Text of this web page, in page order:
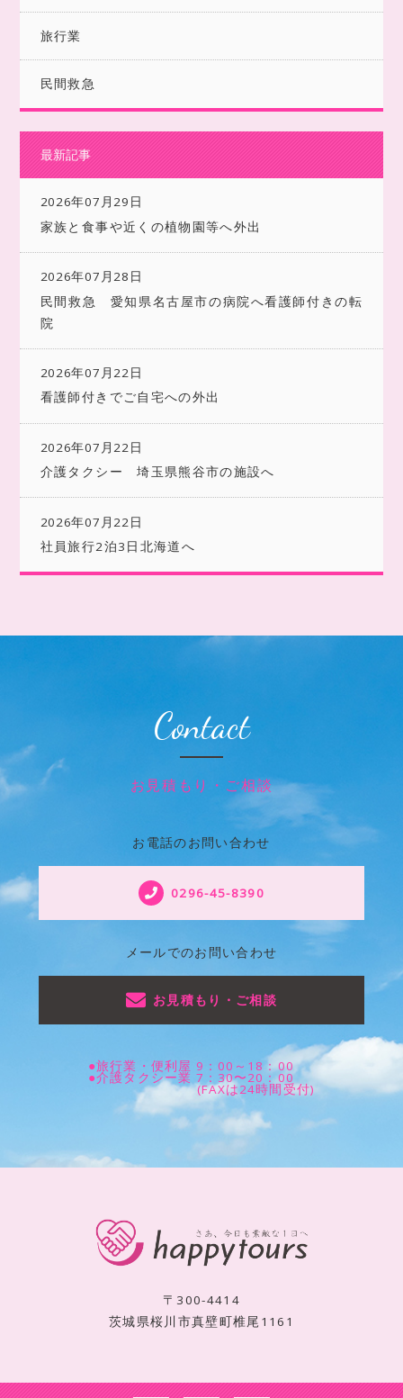
旅行業
民間救急
最新記事
2026年07月29日
家族と食事や近くの植物園等へ外出
2026年07月28日
民間救急 愛知県名古屋市の病院へ看護師付きの転
院
2026年07月22日
看護師付きでご自宅への外出
2026年07月22日
介護タクシー 埼玉県熊谷市の施設へ
2026年07月22日
社員旅行2泊3日北海道へ
Contact
お見積もり・ご相談
お電話のお問い合わせ
0296-45-8390
メールでのお問い合わせ
お見積もり・ご相談
●旅行業・便利屋 9：00～18：00
●介護タクシー業 7：30〜20：00
(FAXは24時間受付)
〒300-4414
茨城県桜川市真壁町椎尾1161